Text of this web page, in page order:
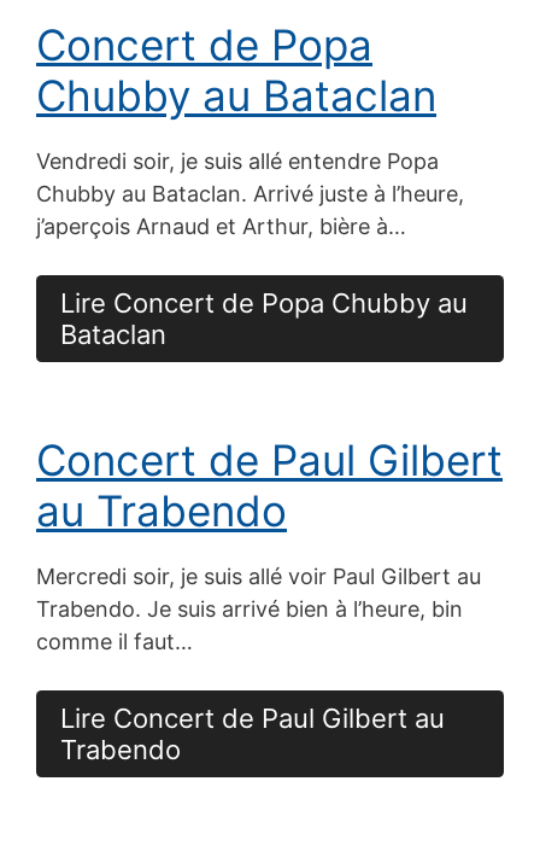
Concert de Popa
Chubby au Bataclan
Vendredi soir, je suis allé entendre Popa
Chubby au Bataclan. Arrivé juste à l’heure,
j’aperçois Arnaud et Arthur, bière à…
Lire Concert de Popa Chubby au
Bataclan
Concert de Paul Gilbert
au Trabendo
Mercredi soir, je suis allé voir Paul Gilbert au
Trabendo. Je suis arrivé bien à l’heure, bin
comme il faut…
Lire Concert de Paul Gilbert au
Trabendo